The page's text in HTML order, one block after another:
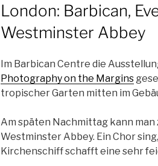
AM
London: Barbican,
Westminster Abbey
Im Barbican Centre die
Photography on the Margins
tropischer Garten mitten im
Am späten Nachmittag kann man
Westminster Abbey. Ein Chor
Kirchenschiff schafft eine sehr